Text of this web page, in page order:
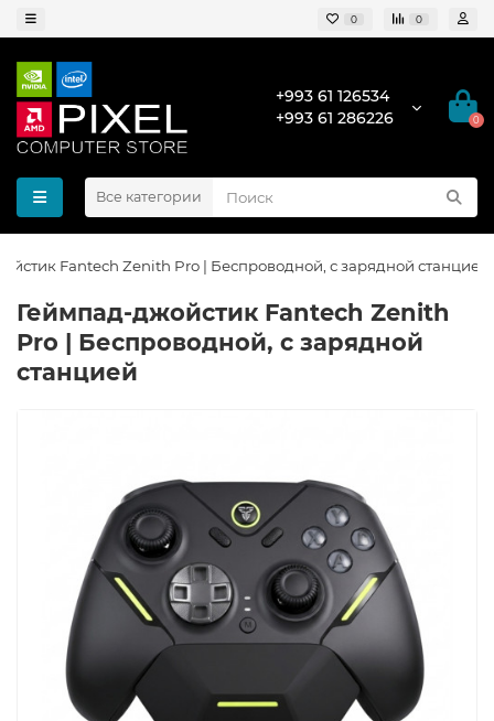
0 0
+993 61 126534
+993 61 286226
0
Все категории
Fantech Zenith Pro | Беспроводной, с зарядной станцией
Геймпад-джойстик Fantech Zenith
Pro | Беспроводной, с зарядной
станцией